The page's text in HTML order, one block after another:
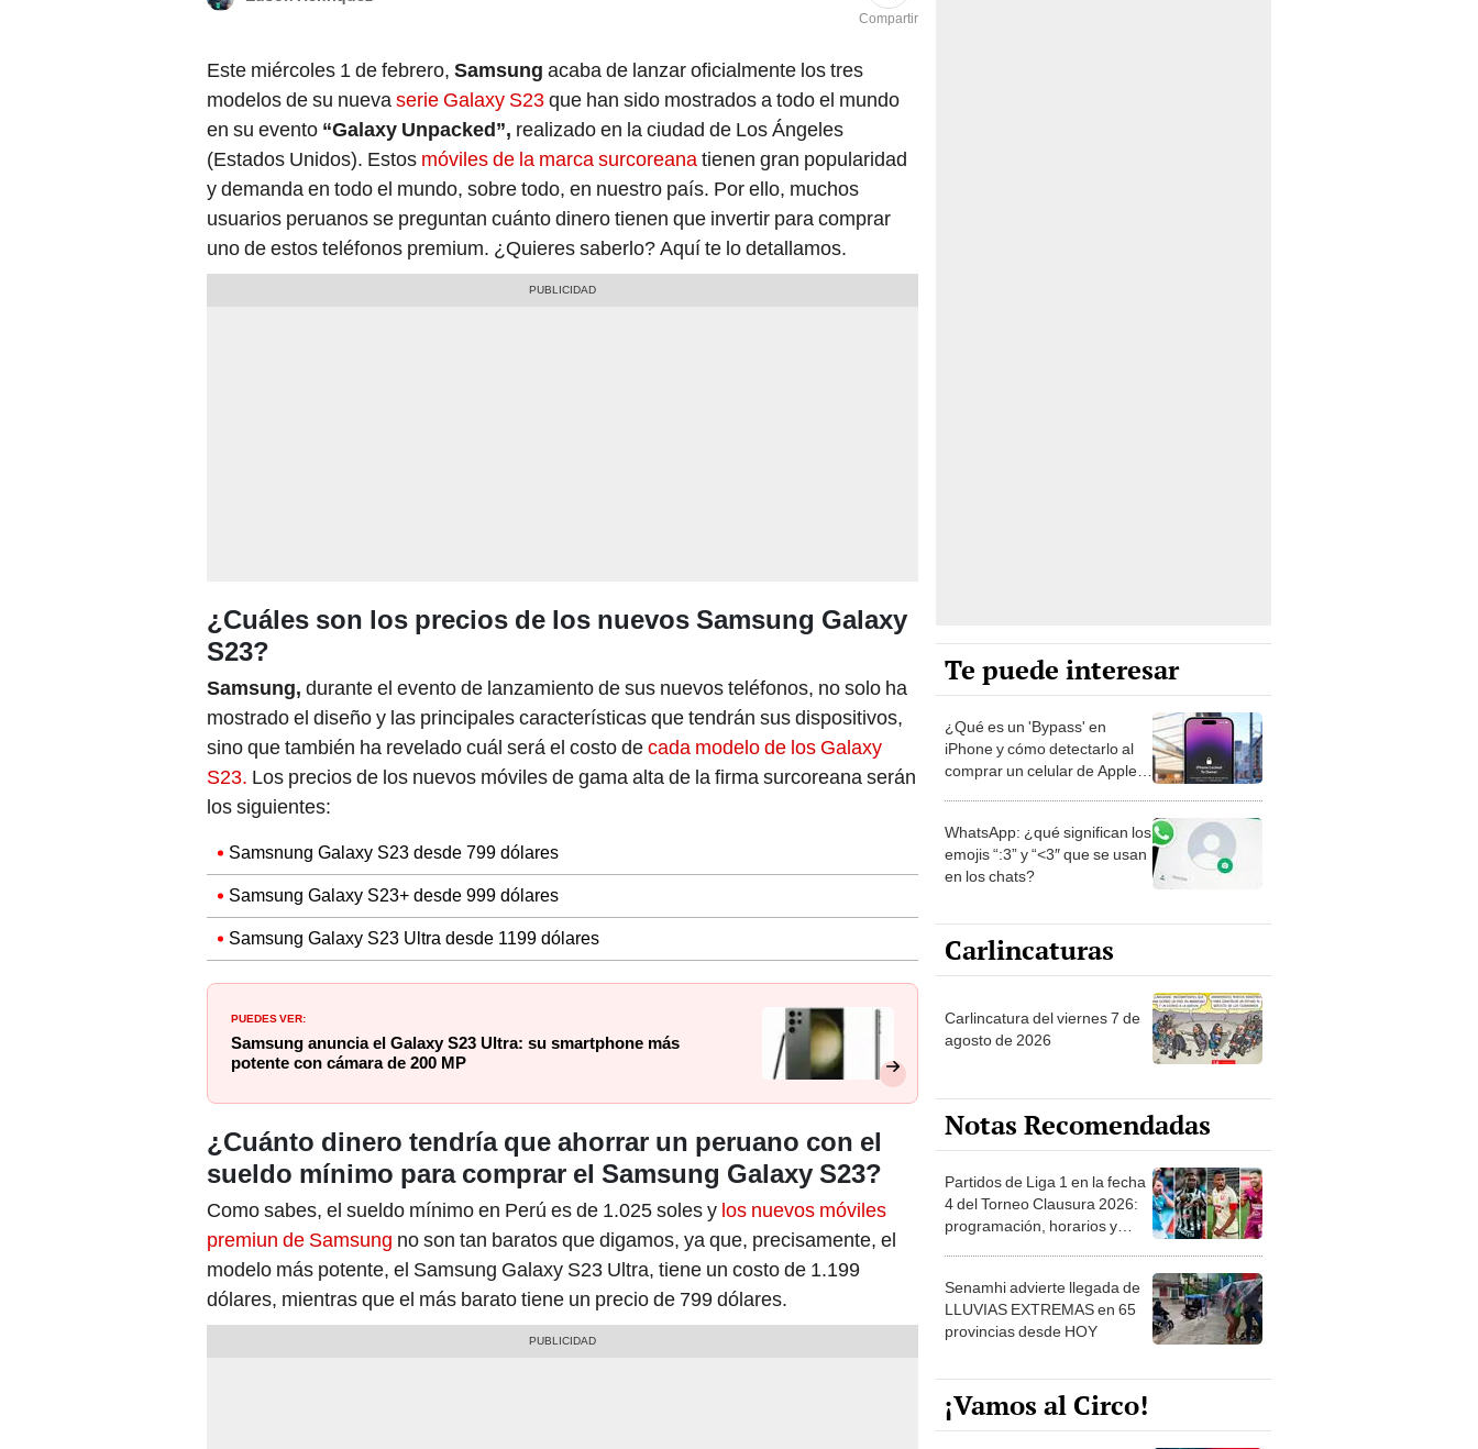
Compartir
Este miércoles 1 de febrero, Samsung acaba de lanzar oficialmente los tres
modelos de su nuevaserie Galaxy S23que han sido mostrados a todo el mundo
en su evento “Galaxy Unpacked”, realizado en la ciudad de Los Ángeles
(Estados Unidos). Estos móviles de la marca surcoreanatienen gran popularidad
y demanda en todo el mundo, sobre todo, en nuestro país. Por ello, muchos
usuarios peruanos se preguntan cuánto dinero tienen que invertir para comprar
uno de estos teléfonos premium. ¿Quieres saberlo? Aquí te lo detallamos.
¿Cuáles son los precios de los nuevos Samsung Galaxy
S23?
Samsung, durante el evento de lanzamiento de sus nuevos teléfonos, no solo ha
mostrado el diseño y las principales características que tendrán sus dispositivos,
sino que también ha revelado cuál será el costo decada modelo de los Galaxy
S23. Los precios de los nuevos móviles de gama alta de la firma surcoreana serán
los siguientes:
Samsnung Galaxy S23 desde 799 dólares
Samsung Galaxy S23+ desde 999 dólares
Samsung Galaxy S23 Ultra desde 1199 dólares
PUEDES VER:
Samsung anuncia el Galaxy S23 Ultra: su smartphone más
potente con cámara de 200 MP
¿Cuánto dinero tendría que ahorrar un peruano con el
sueldo mínimo para comprar el Samsung Galaxy S23?
Como sabes, el sueldo mínimo en Perú es de 1.025 soles y los nuevos móviles
premiun de Samsung no son tan baratos que digamos, ya que, precisamente, el
modelo más potente, el Samsung Galaxy S23 Ultra, tiene un costo de 1.199
dólares, mientras que el más barato tiene un precio de 799 dólares.
Te puede interesar
¿Qué es un 'Bypass' en
iPhone y cómo detectarlo al
comprar un celular de Apple
WhatsApp: ¿qué significan los
emojis “:3” y “<3″ que se usan
en los chats?
Carlincaturas
Carlincatura del viernes 7 de
agosto de 2026
Notas Recomendadas
Partidos de Liga 1 en la fecha
4 del Torneo Clausura 2026:
programación, horarios y
Senamhi advierte llegada de
LLUVIAS EXTREMAS en 65
provincias desde HOY
¡Vamos al Circo!